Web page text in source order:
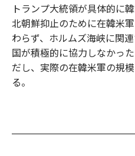
トランプ大統領が具体的に
北朝鮮抑止のために在韓米
わらず、ホルムズ海峡に関
国が積極的に協力しなかっ
だし、実際の在韓米軍の規
る。